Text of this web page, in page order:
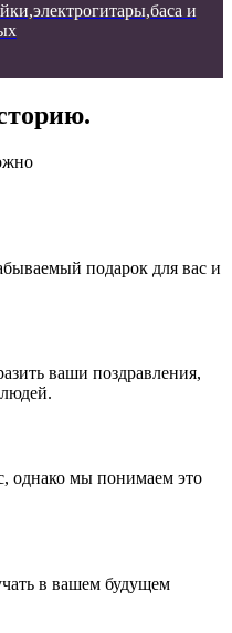
и
подарок для вас и
ваши поздравления,
однако мы понимаем это
в вашем будущем